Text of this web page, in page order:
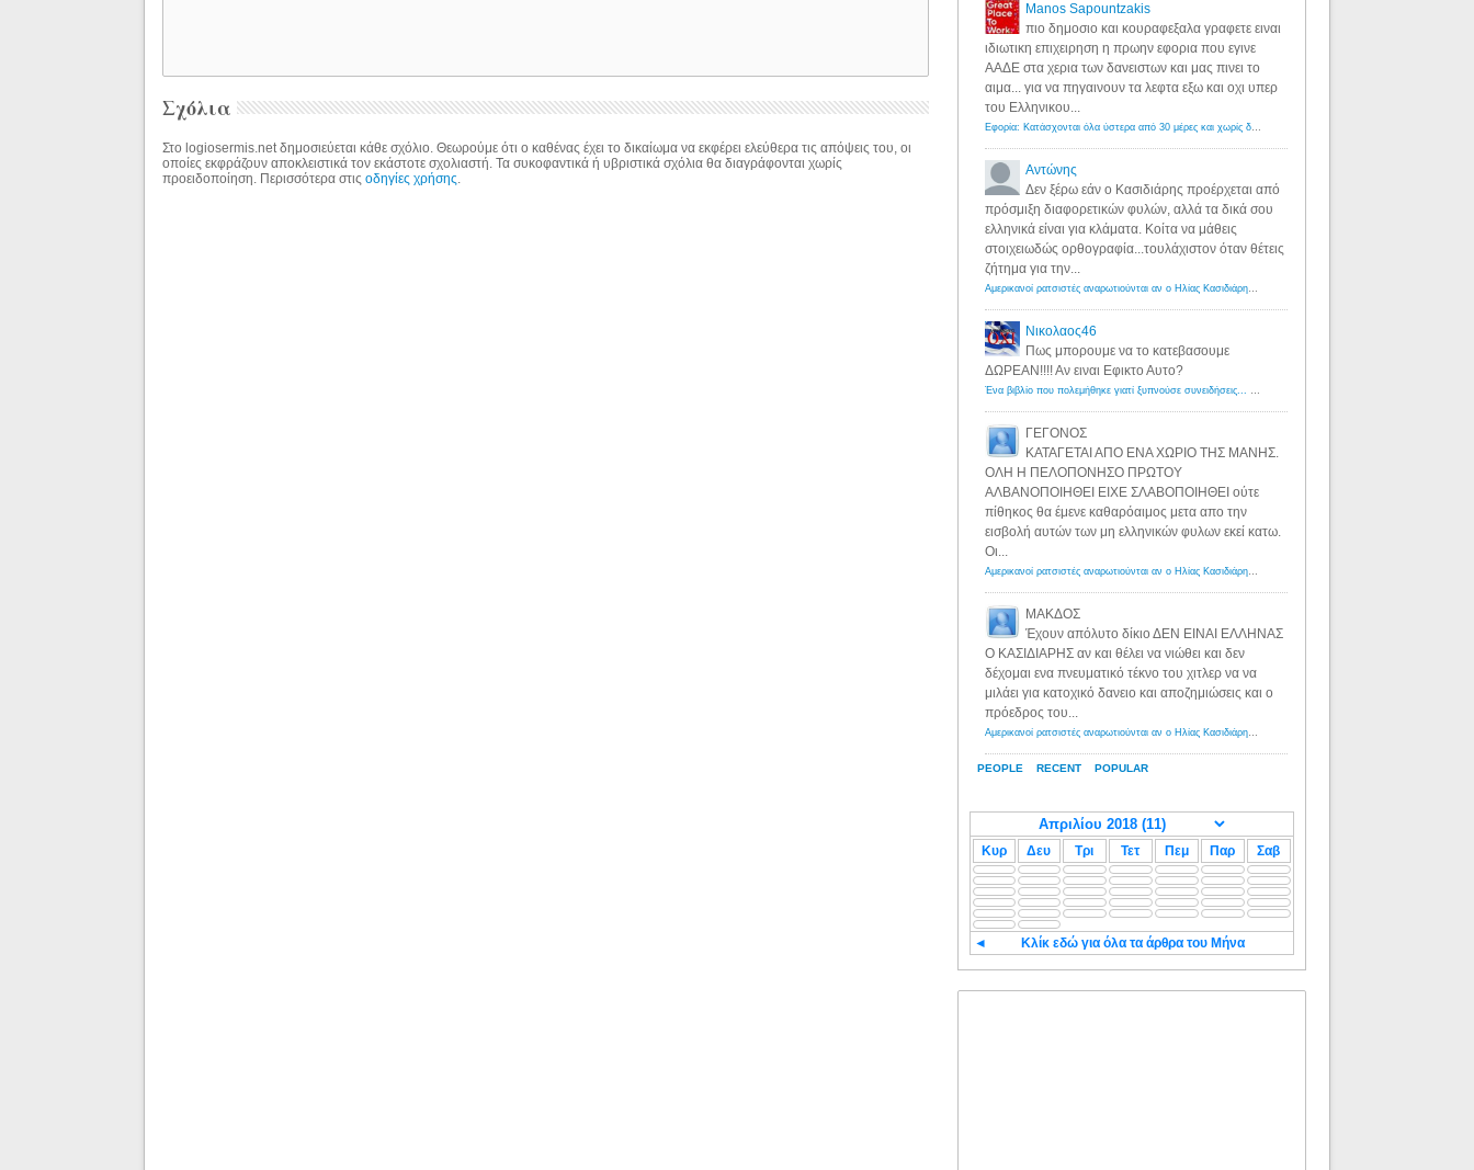
Σχόλια
Στο logiosermis.net δημοσιεύεται κάθε σχόλιο. Θεωρούμε ότι ο καθένας έχει το δικαίωμα να εκφέρει ελεύθερα τις απόψεις του, οι
οποίες εκφράζουν αποκλειστικά τον εκάστοτε σχολιαστή. Τα συκοφαντικά ή υβριστικά σχόλια θα διαγράφονται χωρίς
προειδοποίηση. Περισσότερα στιςοδηγίες χρήσης
PEOPLE RECENT POPULAR
Manos Sapountzakis
πιο δημοσιο και κουραφεξαλα γραφετε ειναι
ιδιωτικη επιχειρηση η πρωην εφορια που εγινε
ΑΑΔΕ στα χερια των δανειστων και μας πινει το
αιμα... για να πηγαινουν τα λεφτα εξω και οχι υπερ
του Ελληνικου...
Εφορία: Κατάσχονται όλα ύστερα από 30 μέρες και χωρίς δικαστικές αποφάσεις - Λόγιος Ερμής
Αντώνης
Δεν ξέρω εάν ο Κασιδιάρης προέρχεται από
πρόσμιξη διαφορετικών φυλών, αλλά τα δικά σου
ελληνικά είναι για κλάματα. Κοίτα να μάθεις
στοιχειωδώς ορθογραφία...τουλάχιστον όταν θέτεις
ζήτημα για την...
Αμερικανοί ρατσιστές αναρωτιούνται αν ο Ηλίας Κασιδιάρης ανήκει στη λευκή φυλή... - Λόγιος Ερμής
Νικολαος46
Πως μπορουμε να το κατεβασουμε
ΔΩΡΕΑΝ!!!! Αν ειναι Εφικτο Αυτο?
Ένα βιβλίο που πολεμήθηκε γιατί ξυπνούσε συνειδήσεις... - Λόγιος Ερμής | Η γνώση ξεκινάει με την αναζήτηση...
ΓΕΓΟΝΟΣ
ΚΑΤΑΓΕΤΑΙ ΑΠΟ ΕΝΑ ΧΩΡΙΟ ΤΗΣ ΜΑΝΗΣ.
ΟΛΗ Η ΠΕΛΟΠΟΝΗΣΟ ΠΡΩΤΟΥ
ΑΛΒΑΝΟΠΟΙΗΘΕΙ ΕΙΧΕ ΣΛΑΒΟΠΟΙΗΘΕΙ ούτε
πίθηκος θα έμενε καθαρόαιμος μετα απο την
εισβολή αυτών των μη ελληνικών φυλων εκεί κατω.
Οι...
Αμερικανοί ρατσιστές αναρωτιούνται αν ο Ηλίας Κασιδιάρης ανήκει στη λευκή φυλή... - Λόγιος Ερμής
ΜΑΚΔΟΣ
Έχουν απόλυτο δίκιο ΔΕΝ ΕΙΝΑΙ ΕΛΛΗΝΑΣ
Ο ΚΑΣΙΔΙΑΡΗΣ αν και θέλει να νιώθει και δεν
δέχομαι ενα πνευματικό τέκνο του χιτλερ να να
μιλάει για κατοχικό δανειο και αποζημιώσεις και ο
πρόεδρος του...
Αμερικανοί ρατσιστές αναρωτιούνται αν ο Ηλίας Κασιδιάρης ανήκει στη λευκή φυλή... - Λόγιος Ερμής
Κυρ Δευ Τρι Τετ Πεμ Παρ Σαβ
◄ Κλίκ εδώ για όλα τα άρθρα του Μήνα